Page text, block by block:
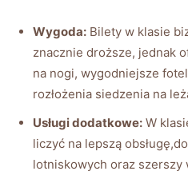
Wygoda: Bilety w klasie
znacznie droższe, ⁢jednak
na nogi, wygodniejsze
rozłożenia siedzenia na
Usługi dodatkowe: W
liczyć⁢ na lepszą
lotniskowych‌ oraz szerszy⁢